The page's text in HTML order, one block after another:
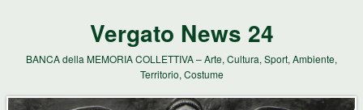
Vergato News 24
BANCA della MEMORIA COLLETTIVA – Arte, Cultura, Sport, Ambiente,
Territorio, Costume